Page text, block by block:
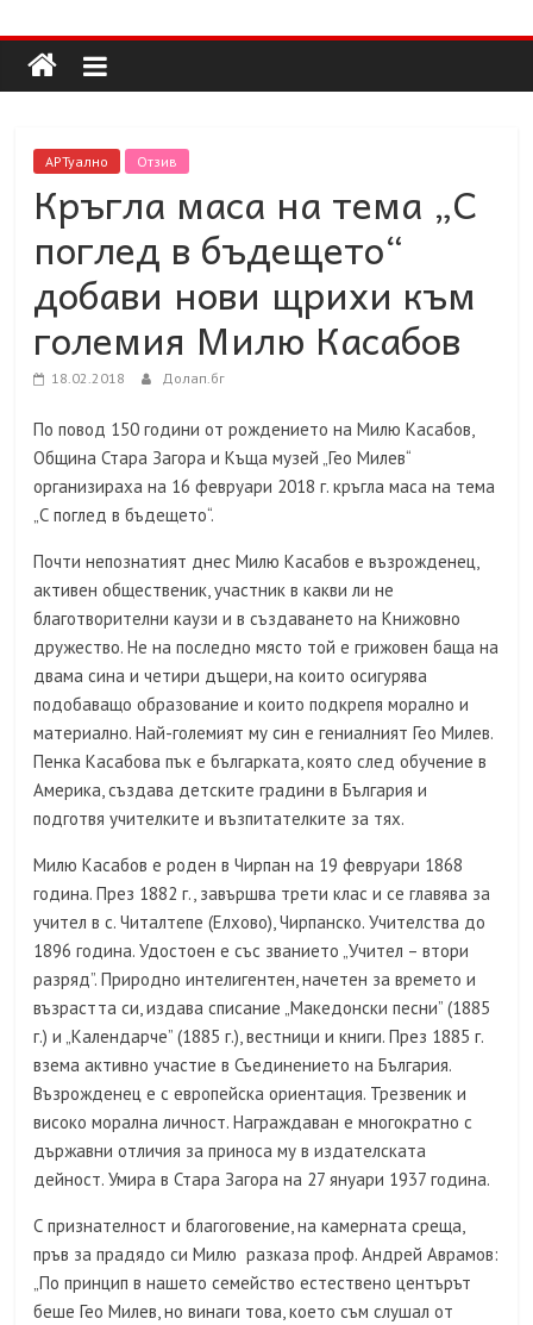
to
content
Долап
БГ
култура|
пътешествия|
мода|
събития|
кухня|
минало|
АРТуално Отзив
Кръгла маса на тема „С
поглед в бъдещето“
добави нови щрихи към
големия Милю Касабов
18.02.2018 Долап.бг
По повод 150 години от рождението на Милю Касабов,
Община Стара Загора и Къща музей „Гео Милев“
организираха на 16 февруари 2018 г. кръгла маса на тема
„С поглед в бъдещето“.
Почти непознатият днес Милю Касабов е възрожденец,
активен общественик, участник в какви ли не
благотворителни каузи и в създаването на Книжовно
дружество. Не на последно място той е грижовен баща на
двама сина и четири дъщери, на които осигурява
подобаващо образование и които подкрепя морално и
материално. Най-големият му син е гениалният Гео Милев.
Пенка Касабова пък е българката, която след обучение в
Америка, създава детските градини в България и
подготвя учителките и възпитателките за тях.
Милю Касабов е роден в Чирпан на 19 февруари 1868
година. През 1882 г., завършва трети клас и се главява за
учител в с. Читалтепе (Елхово), Чирпанско. Учителства до
1896 година. Удостоен е със званието „Учител – втори
разряд”. Природно интелигентен, начетен за времето и
възрастта си, издава списание „Македонски песни” (1885
г.) и „Календарче” (1885 г.), вестници и книги. През 1885 г.
взема активно участие в Съединението на България.
Възрожденец е с европейска ориентация. Трезвеник и
високо морална личност. Награждаван е многократно с
държавни отличия за приноса му в издателската
дейност. Умира в Стара Загора на 27 януари 1937 година.
С признателност и благоговение, на камерната среща,
пръв за прадядо си Милю разказа проф. Андрей Аврамов:
„По принцип в нашето семейство естествено центърът
беше Гео Милев, но винаги това, което съм слушал от